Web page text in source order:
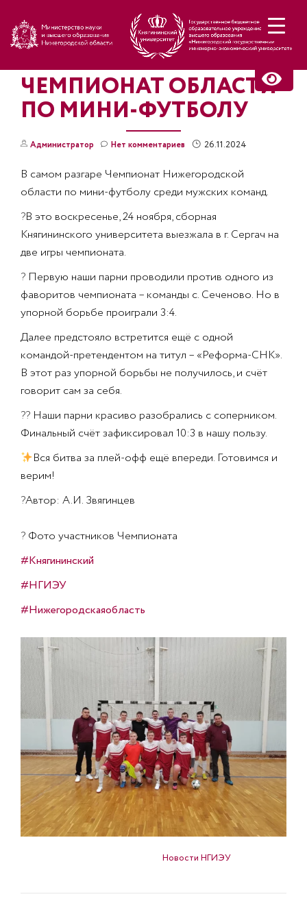
ЧЕМПИОНАТ ОБЛАСТИ
ПО МИНИ-ФУТБОЛУ
Администратор 26.11.2024
Нет комментариев
В самом разгаре Чемпионат Нижегородской
области по мини-футболу среди мужских команд.
?В это воскресенье, 24 ноября, сборная
Княгининского университета выезжала в г. Сергач на
две игры чемпионата.
? Первую наши парни проводили против одного из
фаворитов чемпионата – команды с. Сеченово. Но в
упорной борьбе проиграли 3:4.
Далее предстояло встретится ещё с одной
командой-претендентом на титул – «Реформа-СНК».
В этот раз упорной борьбы не получилось, и счёт
говорит сам за себя.
?? Наши парни красиво разобрались с соперником.
Финальный счёт зафиксировал 10:3 в нашу пользу.
Вся битва за плей-офф ещё впереди. Готовимся и
верим!
?Автор: А.И. Звягинцев
? Фото участников Чемпионата
#Княгининский
#НГИЭУ
#Нижегородскаяобласть
Новости НГИЭУ